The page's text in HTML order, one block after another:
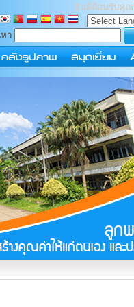
ยินดีต้อนรับคุณ
า